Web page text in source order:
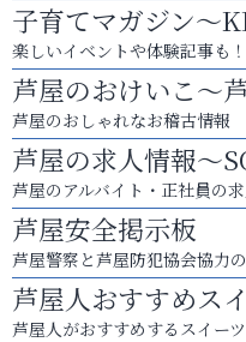
子育てマガジン～
楽しいイベントや体験記事も！
芦屋のおけいこ～
芦屋のおしゃれなお稽古情報
芦屋の求人情報～
芦屋のアルバイト・正社員の
芦屋安全掲示板
芦屋警察と芦屋防犯協会協力
芦屋人おすすめス
芦屋人がおすすめするスイー